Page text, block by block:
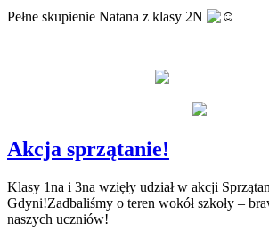
Pełne skupienie Natana z klasy 2N
Akcja sprzątanie!
Klasy 1na i 3na wzięły udział w akcji
Gdyni!Zadbaliśmy o teren wokół szkoły –
naszych uczniów!